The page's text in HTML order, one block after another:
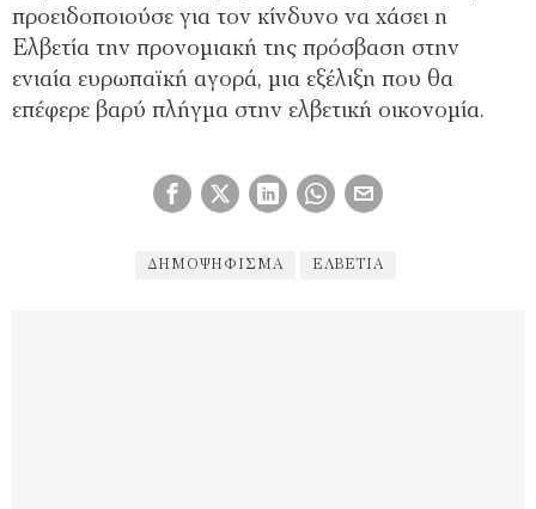
προειδοποιούσε για τον κίνδυνο να χάσει η
Ελβετία την προνομιακή της πρόσβαση στην
ενιαία ευρωπαϊκή αγορά, μια εξέλιξη που θα
επέφερε βαρύ πλήγμα στην ελβετική οικονομία.
ΔΗΜΟΨΉΦΙΣΜΑ ΕΛΒΕΤΊΑ